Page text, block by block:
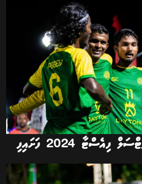
2024 ފަށައިފި